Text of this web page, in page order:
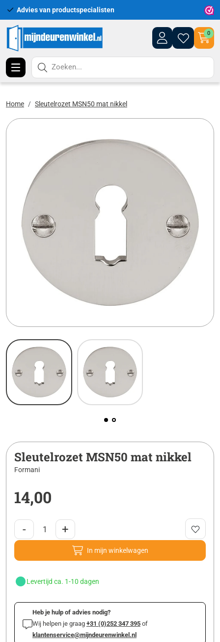
Advies van productspecialisten
0
Zoeken...
Home Sleutelrozet MSN50 mat nikkel
Sleutelrozet MSN50 mat nikkel
Formani
14,00
- +
In mijn winkelwagen
Levertijd ca. 1-10 dagen
Heb je hulp of advies nodig?
Wij helpen je graag +31 (0)252 347 395 of
klantenservice@mijndeurenwinkel.nl